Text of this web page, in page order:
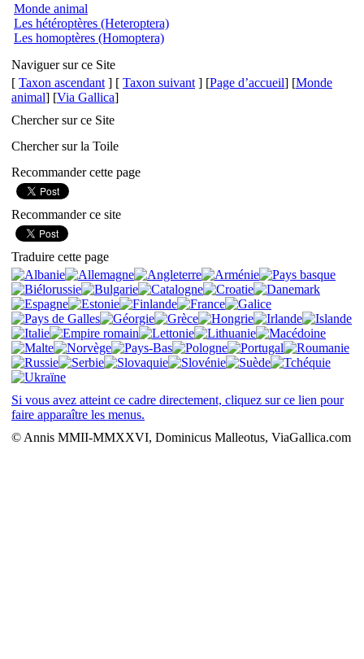
Monde animal
Les hétéroptères (Heteroptera)
Les homoptères (Homoptera)
Naviguer sur ce Site
[ Taxon ascendant ] [ Taxon suivant ] [Page d’accueil] [Monde
animal] [Via Gallica]
Chercher sur ce Site
Chercher sur la Toile
Recommander cette page
Recommander ce site
Traduire cette page
Si vous avez atteint ce cadre directement, cliquez sur ce lien pour
faire apparaître les menus.
© Annis MMII-MMXXVI, Dominicus Malleotus, ViaGallica.com